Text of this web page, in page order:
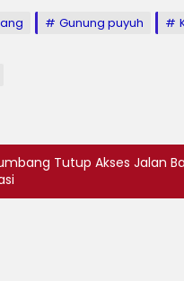
Gunung puyuh
Tutup Akses Jalan